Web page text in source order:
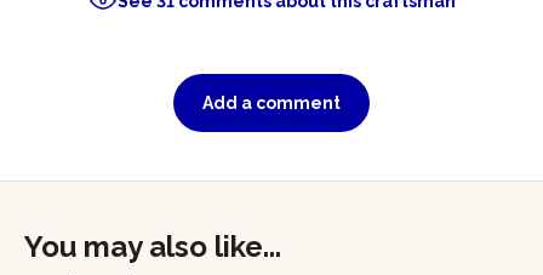
Add a comment
You may also like...